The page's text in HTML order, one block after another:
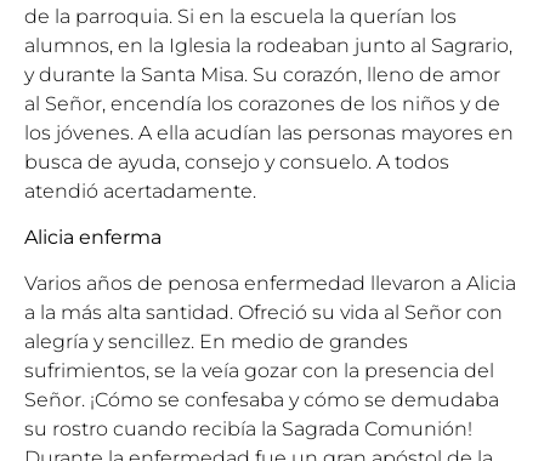
de la parroquia. Si en la escuela la querían los
alumnos, en la Iglesia la rodeaban junto al Sagrario,
y durante la Santa Misa. Su corazón, lleno de amor
al Señor, encendía los corazones de los niños y de
los jóvenes. A ella acudían las personas mayores en
busca de ayuda, consejo y consuelo. A todos
atendió acertadamente.
Alicia enferma
Varios años de penosa enfermedad llevaron a Alicia
a la más alta santidad. Ofreció su vida al Señor con
alegría y sencillez. En medio de grandes
sufrimientos, se la veía gozar con la presencia del
Señor. ¡Cómo se confesaba y cómo se demudaba
su rostro cuando recibía la Sagrada Comunión!